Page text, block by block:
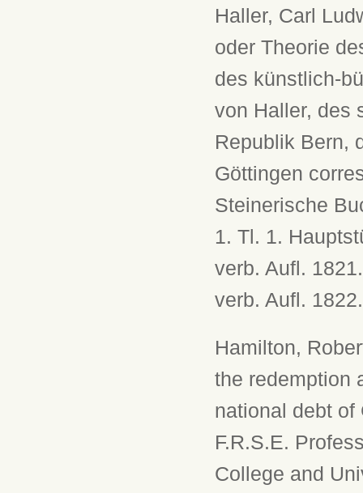
Haller, Carl
oder Theorie
des künstlich-
von Haller, des
Republik Bern,
Göttingen
Steinerische
1. Tl. 1.
verb. Aufl.
verb. Aufl.
Hamilton,
the redemption
national debt of
F.R.S.E.
College and